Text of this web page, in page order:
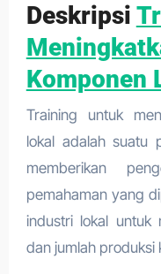
Deskripsi
Komponen
Training untuk
lokal adalah suatu
memberikan
pemahaman yang
industri lokal untuk
dan jumlah produksi